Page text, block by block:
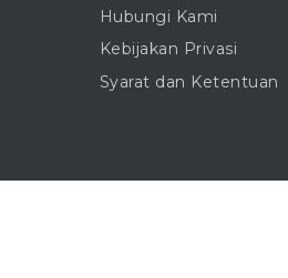
Hubungi Kami
Kebijakan Privasi
Syarat dan Ketentuan